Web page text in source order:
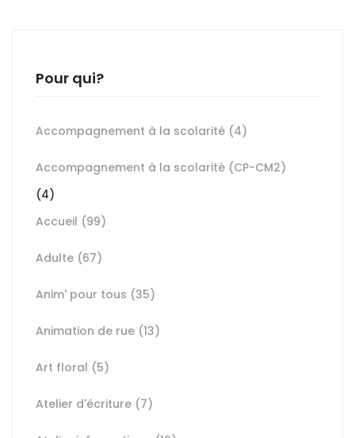
Pour qui?
Accompagnement à la scolarité (4)
Accompagnement à la scolarité (CP-CM2)
(4)
Accueil (99)
Adulte (67)
Anim' pour tous (35)
Animation de rue (13)
Art floral (5)
Atelier d'écriture (7)